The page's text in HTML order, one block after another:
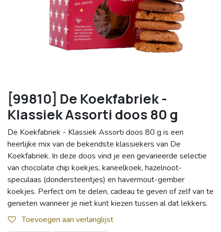
[99810] De Koekfabriek -
Klassiek Assorti doos 80 g
De Koekfabriek - Klassiek Assorti doos 80 g is een
heerlijke mix van de bekendste klassiekers van De
Koekfabriek. In deze doos vind je een gevarieerde selectie
van chocolate chip koekjes, kaneelkoek, hazelnoot-
speculaas (dondersteentjes) en havermout-gember
koekjes. Perfect om te delen, cadeau te geven of zelf van te
genieten wanneer je niet kunt kiezen tussen al dat lekkers.
Toevoegen aan verlanglijst